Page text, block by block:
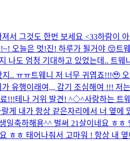
서 그것도 한번 보세요 <33하람이
오늘은 멋!진! 하루가 될거야 😚트
나도 엄청 기대하고 있었는데.. 트웨
지.. ㅠㅠ트웨니 저 너무 귀엽죠!!!🥹
가 유행이래여,,, 감기 조심해여 !!! 저
!!!테나 거위 발견! ^◇^사랑하는 트
게 내가 항상 같은자리에서 너 옆에
일축하해용^^ 벌써 21살이네요 ㅎㅎ
ㅎㅎ 태어나줘서 고마워 ! 항상 내